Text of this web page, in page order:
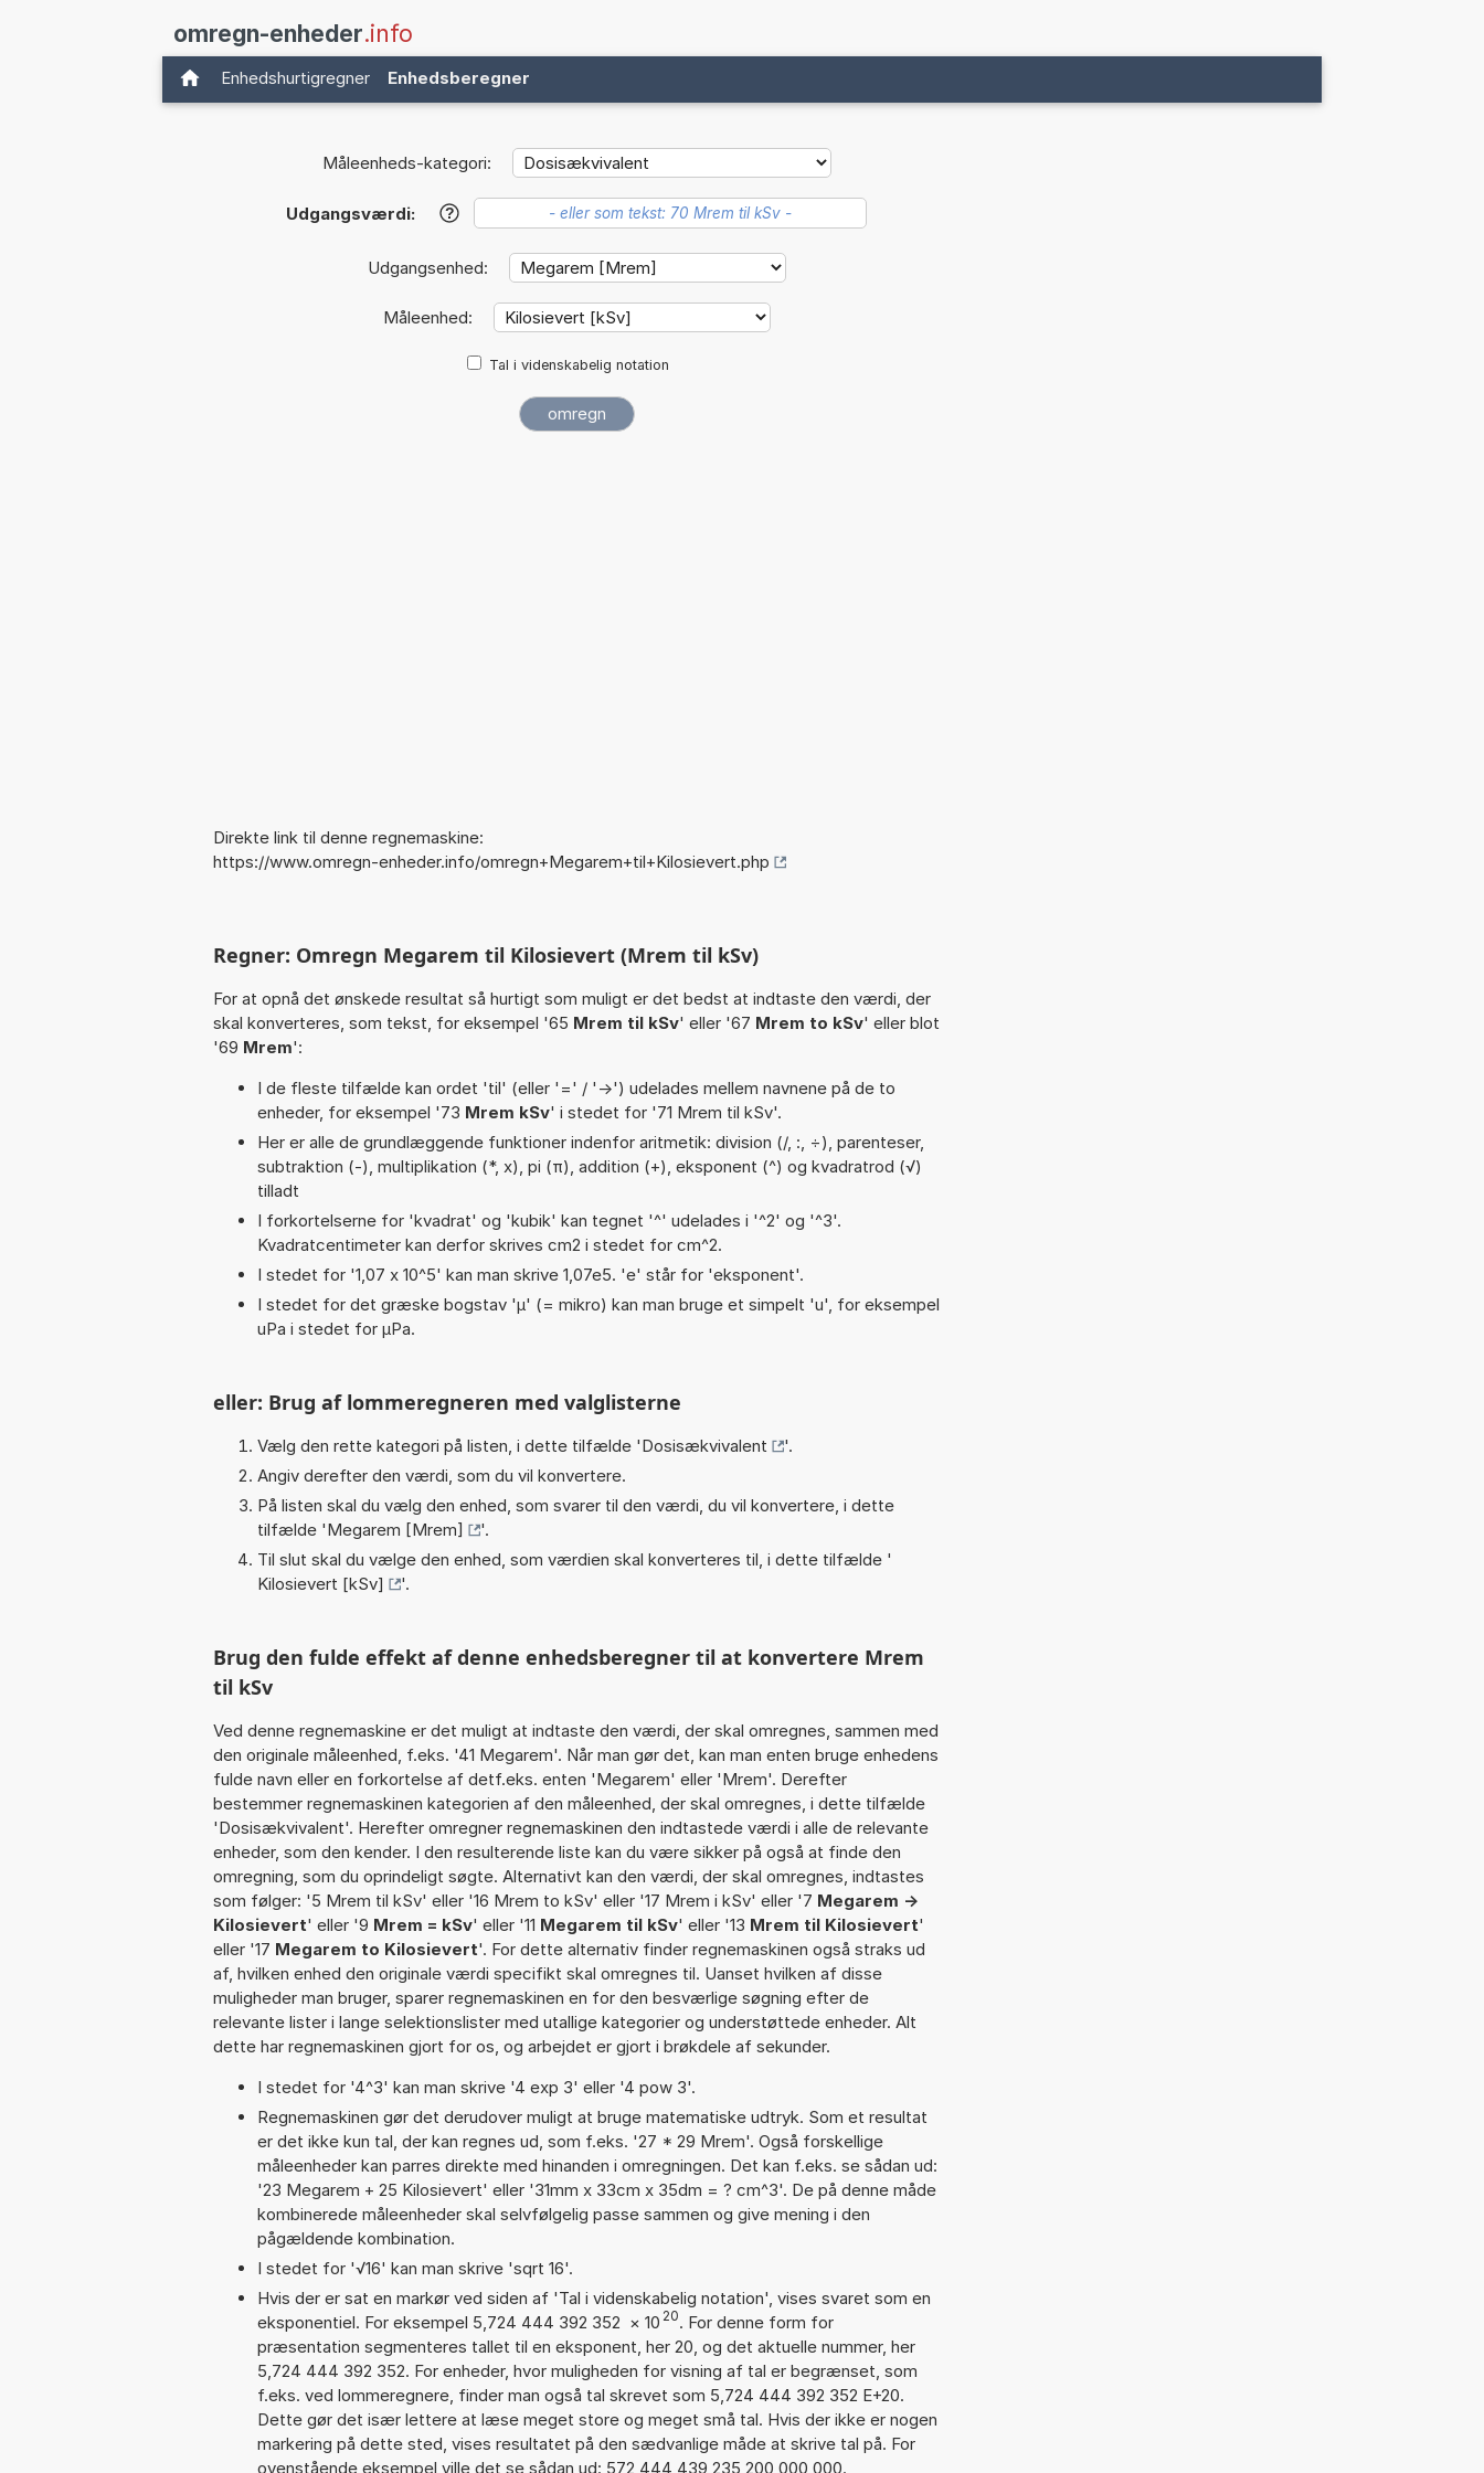
omregn-enheder.info
Enhedshurtigregner Enhedsberegner
Måleenheds-kategori:
Udgangsværdi: ?
Udgangsenhed:
Måleenhed:
Tal i videnskabelig notation
Direkte link til denne regnemaskine:
https://www.omregn-enheder.info/omregn+Megarem+til+Kilosievert.php
Regner: Omregn Megarem til Kilosievert (Mrem til kSv)
For at opnå det ønskede resultat så hurtigt som muligt er det bedst at indtaste den værdi, der
skal konverteres, som tekst, for eksempel '65 Mrem til kSv' eller '67 Mrem to kSv' eller blot
'69 Mrem':
I de fleste tilfælde kan ordet 'til' (eller '=' / '->') udelades mellem navnene på de to
enheder, for eksempel '73 Mrem kSv' i stedet for '71 Mrem til kSv'.
Her er alle de grundlæggende funktioner indenfor aritmetik: division (/, :, ÷), parenteser,
subtraktion (-), multiplikation (*, x), pi (π), addition (+), eksponent (^) og kvadratrod (√)
tilladt
I forkortelserne for 'kvadrat' og 'kubik' kan tegnet '^' udelades i '^2' og '^3'.
Kvadratcentimeter kan derfor skrives cm2 i stedet for cm^2.
I stedet for '1,07 x 10^5' kan man skrive 1,07e5. 'e' står for 'eksponent'.
I stedet for det græske bogstav 'µ' (= mikro) kan man bruge et simpelt 'u', for eksempel
uPa i stedet for µPa.
eller: Brug af lommeregneren med valglisterne
Vælg den rette kategori på listen, i dette tilfælde 'Dosisækvivalent
'.
Angiv derefter den værdi, som du vil konvertere.
På listen skal du vælg den enhed, som svarer til den værdi, du vil konvertere, i dette
tilfælde 'Megarem [Mrem]
'.
Til slut skal du vælge den enhed, som værdien skal konverteres til, i dette tilfælde '
Kilosievert [kSv]
'.
Brug den fulde effekt af denne enhedsberegner til at konvertere Mrem
til kSv
Ved denne regnemaskine er det muligt at indtaste den værdi, der skal omregnes, sammen med
den originale måleenhed, f.eks. '41 Megarem'. Når man gør det, kan man enten bruge enhedens
fulde navn eller en forkortelse af detf.eks. enten 'Megarem' eller 'Mrem'. Derefter
bestemmer regnemaskinen kategorien af den måleenhed, der skal omregnes, i dette tilfælde
'Dosisækvivalent'. Herefter omregner regnemaskinen den indtastede værdi i alle de relevante
enheder, som den kender. I den resulterende liste kan du være sikker på også at finde den
omregning, som du oprindeligt søgte. Alternativt kan den værdi, der skal omregnes, indtastes
som følger: '5 Mrem til kSv' eller '16 Mrem to kSv' eller '17 Mrem i kSv' eller '7 Megarem ->
Kilosievert' eller '9 Mrem = kSv' eller '11 Megarem til kSv' eller '13 Mrem til Kilosievert'
eller '17 Megarem to Kilosievert'. For dette alternativ finder regnemaskinen også straks ud
af, hvilken enhed den originale værdi specifikt skal omregnes til. Uanset hvilken af disse
muligheder man bruger, sparer regnemaskinen en for den besværlige søgning efter de
relevante lister i lange selektionslister med utallige kategorier og understøttede enheder. Alt
dette har regnemaskinen gjort for os, og arbejdet er gjort i brøkdele af sekunder.
I stedet for '4^3' kan man skrive '4 exp 3' eller '4 pow 3'.
Regnemaskinen gør det derudover muligt at bruge matematiske udtryk. Som et resultat
er det ikke kun tal, der kan regnes ud, som f.eks. '27 * 29 Mrem'. Også forskellige
måleenheder kan parres direkte med hinanden i omregningen. Det kan f.eks. se sådan ud:
'23 Megarem + 25 Kilosievert' eller '31mm x 33cm x 35dm = ? cm^3'. De på denne måde
kombinerede måleenheder skal selvfølgelig passe sammen og give mening i den
pågældende kombination.
I stedet for '√16' kan man skrive 'sqrt 16'.
Hvis der er sat en markør ved siden af 'Tal i videnskabelig notation', vises svaret som en
eksponentiel. For eksempel 5,724 444 392 352 × 10 20. For denne form for
præsentation segmenteres tallet til en eksponent, her 20, og det aktuelle nummer, her
5,724 444 392 352. For enheder, hvor muligheden for visning af tal er begrænset, som
f.eks. ved lommeregnere, finder man også tal skrevet som 5,724 444 392 352 E+20.
Dette gør det især lettere at læse meget store og meget små tal. Hvis der ikke er nogen
markering på dette sted, vises resultatet på den sædvanlige måde at skrive tal på. For
ovenstående eksempel ville det se sådan ud: 572 444 439 235 200 000 000.